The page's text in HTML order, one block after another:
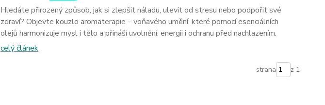
Hledáte přirozený způsob, jak si zlepšit náladu, ulevit od stresu nebo podpořit své
zdraví? Objevte kouzlo aromaterapie – voňavého umění, které pomocí esenciálních
olejů harmonizuje mysl i tělo a přináší uvolnění, energii i ochranu před nachlazením.
celý článek
strana z 1